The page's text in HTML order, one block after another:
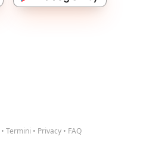
• Termini • Privacy • FAQ